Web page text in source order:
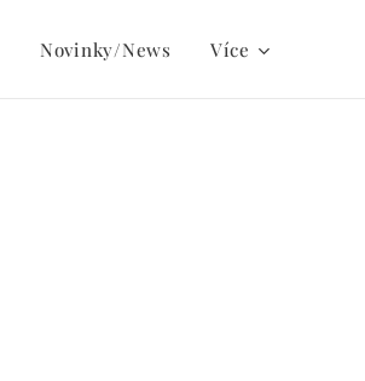
Novinky/News Více